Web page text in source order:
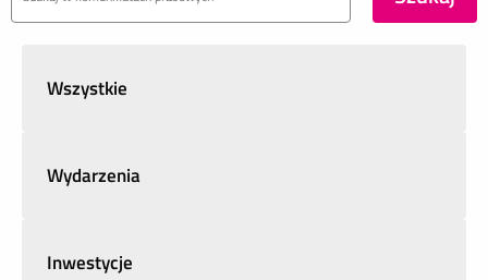
Wszystkie
Wydarzenia
Inwestycje